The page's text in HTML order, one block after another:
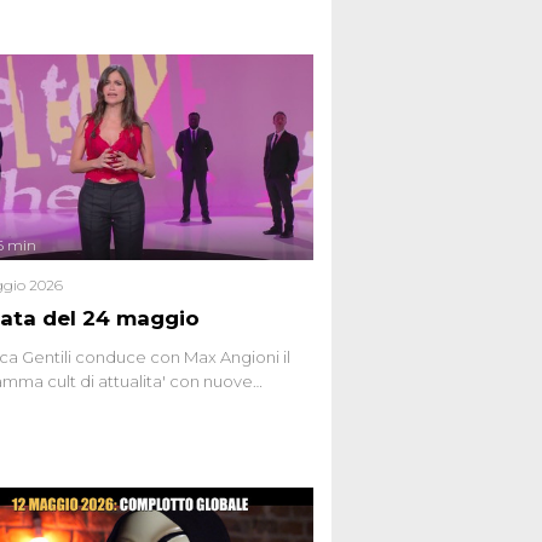
del 24 maggio
min
2026
Gentili conduce con Max Angioni il
cult di attualita' con nuove